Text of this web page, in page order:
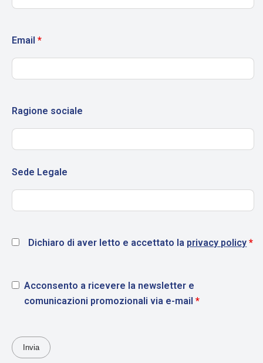
Email *
Ragione sociale
Sede Legale
Dichiaro di aver letto e accettato la privacy policy *
Acconsento a ricevere la newsletter e
comunicazioni promozionali via e-mail*